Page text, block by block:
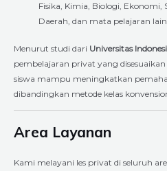
Fisika, Kimia, Biologi, Ekonomi,
Daerah, dan mata pelajaran lain
Menurut studi dari Universitas
pembelajaran privat yang
siswa mampu meningkatkan
dibandingkan metode kelas
Area Layanan
Kami melayani les privat di seluruh